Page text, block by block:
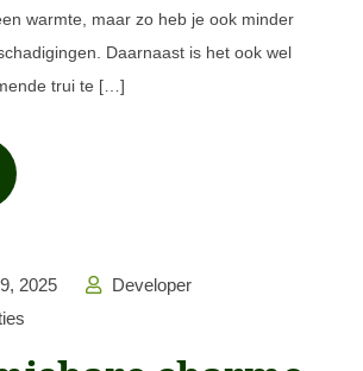
warmte, maar zo heb je ook minder
Daarnaast is het ook wel
trui te […]
2025
Developer